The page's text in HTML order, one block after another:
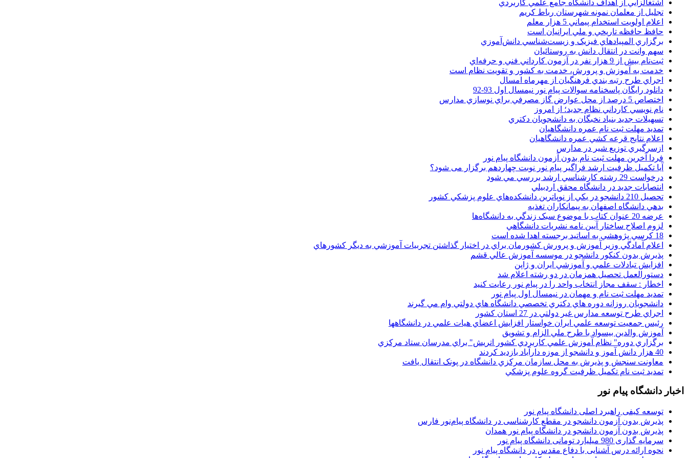
اشتغالزايي از اهداف دانشگاه جامع علمي کاربردي
تجليل از معلمان نمونه شهرستان رباط کريم
اعلام اولويت استخدام پيماني 5 هزار معلم
حافظ حافظه تاريخي و ملي ايرانيان است
برگزاري المپيادهاي فيزيک و زيست‌شناسي دانش‌آموزي
سهم وانت در انتقال دانش به روستائيان
ثبت‌نام بيش از 9 هزار نفر در آزمون کارداني فني و حرفه‌اي
خدمت به آموزش و پرورش، خدمت به کشور و تقويت نظام است
اجراي طرح رتبه بندي فرهنگيان از مهرماه امسال
دانلود رایگان پاسخنامه سوالات پیام نور نیمسال اول 93-92
اختصاص 5 درصد از محل عوارض گاز مصرفي براي نوسازي مدارس
نام نويسي کارداني نظام جديد؛ از امروز
تسهيلات جديد بنياد نخبگان به دانشجويان دکتري
تمديد مهلت ثبت نام عمره دانشگاهيان
اعلام نتايج قرعه کشي عمره دانشگاهيان
ازسرگيري توزيع شير در مدارس
فردا آخرین مهلت ثبت نام بدون آزمون دانشگاه پیام نور
آیا تکمیل ظرفیت ارشد فراگیر پیام نور نوبت چهاردهم برگزار می شود؟
درخواست 29 رشته کارشناسي ارشد بررسي مي شود
انتصابات جديد در دانشگاه محقق اردبيلي
تحصيل 210 دانشجو در يکي از نوپاترين دانشکده‌هاي علوم پزشکي کشور
بدهي دانشگاه اصفهان به پيمانکاران تغذيه
عرضه 20 عنوان کتاب با موضوع سبک زندگي به دانشگاه‌ها
لزوم اصلاح ساختار آيين نامه نشريات دانشگاهي
18 کرسي پژوهشي به اساتيد برجسته اهدا شده است
اعلام آمادگي وزير آموزش و پرورش کشورمان براي در اختيار گذاشتن تجربيات آموزشي به ديگر کشورهاي
پذيرش بدون کنکور دانشجو در موسسه آموزش عالي قشم
افزايش تبادلات علمي و آموزشي ايران و ژاپن
دستورالعمل تحصیل همزمان در دو رشته اعلام شد
اخطار : سقف مجاز انتخاب واحد را در پیام نور رعایت کنید
تمدید مهلت ثبت نام و مهمان در نیمسال اول پیام نور
دانشجويان روزانه دوره هاي دكتري تخصصي دانشگاه هاي دولتي وام مي گيرند
اجراي طرح توسعه مدارس غير دولتي در 27 استان کشور
رئيس جمعيت توسعه علمي ايران خواستار افزايش اعضاي هيات علمي در دانشگاهها
آموزش والدين بيسواد با طرح ملي الزام و تشويق
برگزاري دوره" نظام آموزش علمي كاربردي كشور اتريش" براي مدرسان ستاد مرکزي
40 هزار دانش آموز و دانشجو از موزه دارآباد بازديد کردند
معاونت سنجش و پذيرش به محل سازمان مرکزي دانشگاه در پونک انتقال يافت
تمديد ثبت نام تکميل ظرفيت گروه علوم پزشکي
اخبار دانشگاه پیام نور
توسعه کیفی راهبرد اصلی دانشگاه پیام نور
پذیرش بدون آزمون دانشجو در مقطع کارشناسی در دانشگاه پیام‌نور فارس
پذیرش بدون آزمون دانشجو در دانشگاه پیام نور همدان
سرمایه گذاری 980 میلیارد تومانی دانشگاه پیام نور
نحوه ارائه درس آشنایی با دفاع مقدس در دانشگاه پیام نور